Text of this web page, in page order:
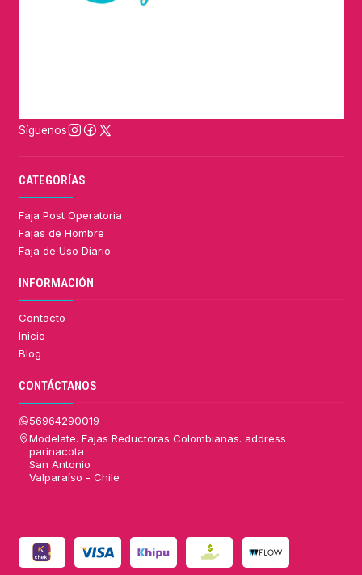
Síguenos
CATEGORÍAS
Faja Post Operatoria
Fajas de Hombre
Faja de Uso Diario
INFORMACIÓN
Contacto
Inicio
Blog
CONTÁCTANOS
56964290019
Modelate. Fajas Reductoras Colombianas. address
parinacota
San Antonio
Valparaíso - Chile